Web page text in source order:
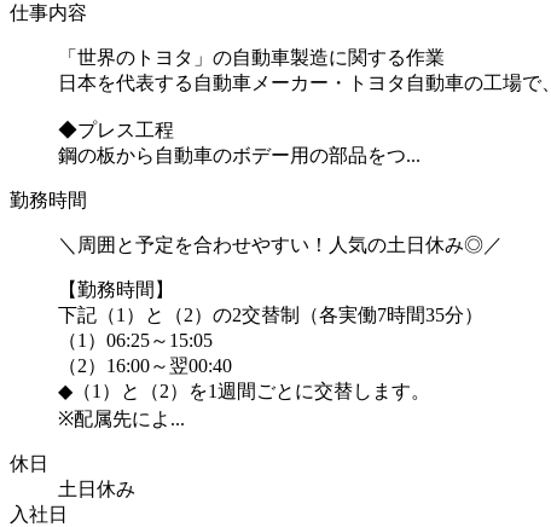
仕事内容
「世界のトヨタ」の自動車製造に関する作業
日本を代表する自動車メーカー・トヨタ自動車の工場
◆プレス工程
鋼の板から自動車のボデー用の部品をつ...
勤務時間
＼周囲と予定を合わせやすい！人気の土日休み◎／
【勤務時間】
下記（1）と（2）の2交替制（各実働7時間35分）
（1）06:25～15:05
（2）16:00～翌00:40
◆（1）と（2）を1週間ごとに交替します。
※配属先によ...
休日
土日休み
入社日